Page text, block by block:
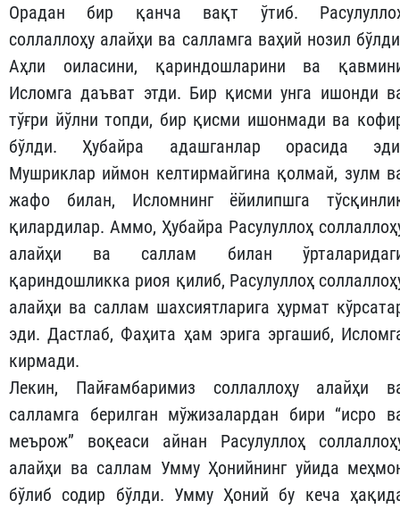
Орадан бир қанча вақт ўтиб.
соллаллоҳу алайҳи ва салламга ваҳий нозил
Аҳли оиласини, қариндошларини ва
Исломга даъват этди. Бир қисми унга ишонди
тўғри йўлни топди, бир қисми ишонмади ва
бўлди. Ҳубайра адашганлар орасида
Мушриклар иймон келтирмайгина қолмай, зулм
жафо билан, Исломнинг ёйилипшга
қилардилар. Аммо, Ҳубайра Расулуллоҳ
алайҳи ва саллам билан
қариндошликка риоя қилиб, Расулуллоҳ
алайҳи ва саллам шахсиятларига ҳурмат
эди. Дастлаб, Фаҳита ҳам эрига эргашиб,
кирмади.
Лекин, Пайғамбаримиз соллаллоҳу алайҳи
салламга берилган мўжизалардан бири “исро
меърож” воқеаси айнан Расулуллоҳ
алайҳи ва саллам Умму Ҳонийнинг уйида
бўлиб содир бўлди. Умму Ҳоний бу кеча